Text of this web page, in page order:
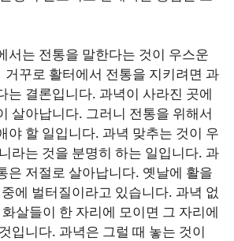
서는 전통을 말한다는 것이 우스운
꾸로 활터에서 전통을 지키려면 과
는 결론입니다. 과녁이 사라진 곳에
살아납니다. 그러니 전통을 위해서
야 할 일입니다. 과녁 맞추는 것이 우
라는 것을 분명히 하는 일입니다. 과
은 저절로 살아납니다. 옛날에 활을
에 벌터질이라고 있습니다. 과녁 없
살들이 한 자리에 모이면 그 자리에
입니다. 과녁은 그럴 때 놓는 것이